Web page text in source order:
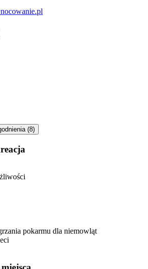
(8)
pokarmu dla niemowląt